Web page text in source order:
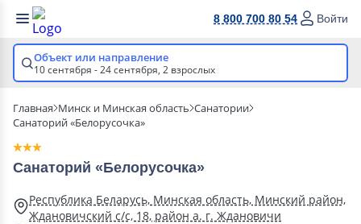
8 800 700 80 54 Войти
Объект или направление
10 сентября - 24 сентября, 2 взрослых
Главная Минск и Минская область Санатории
Санаторий «Белорусочка»
Санаторий «Белорусочка»
Республика Беларусь, Минская область, Минский район,
Ждановичский с/с, 18, район а. г. Ждановичи